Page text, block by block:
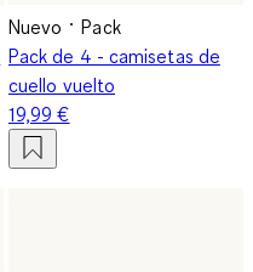
Nuevo
Pack
Pack de 4 - camisetas de
cuello vuelto
19,99 €